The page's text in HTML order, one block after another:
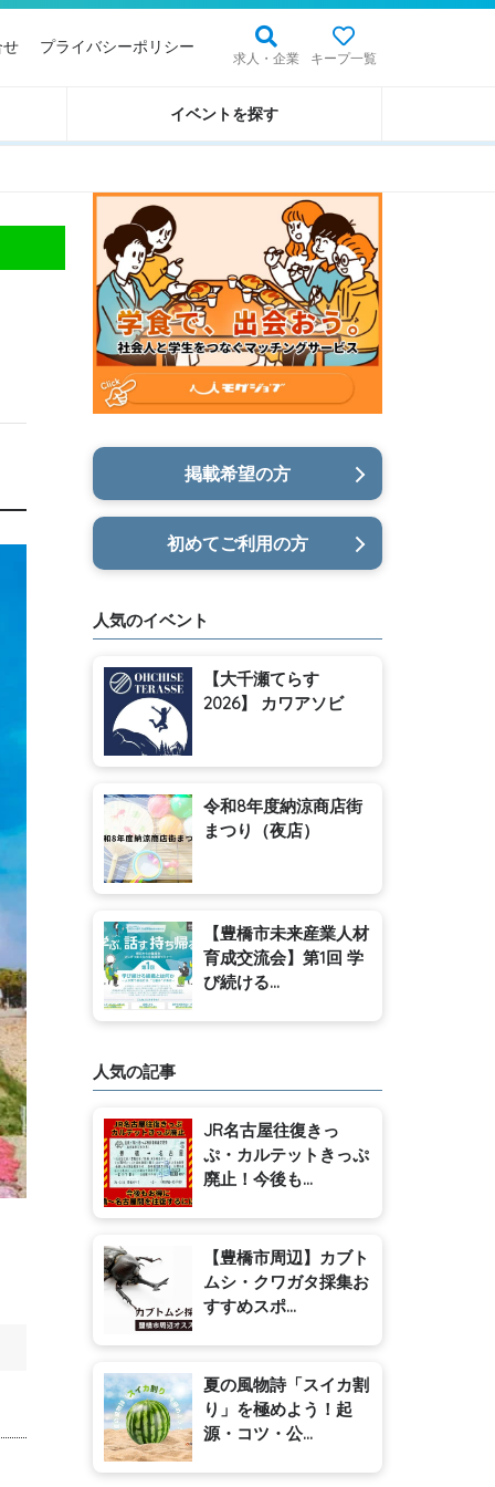
求人・企業 キープ一覧
せ プライバシーポリシー
イベントを探す
掲載希望の方
初めてご利用の方
人気のイベント
【大千瀬てらす
2026】 カワアソビ
令和8年度納涼商店街
まつり（夜店）
【豊橋市未来産業人材
育成交流会】第1回 学
び続ける...
人気の記事
JR名古屋往復きっ
ぷ・カルテットきっぷ
廃止！今後も...
【豊橋市周辺】カブト
ムシ・クワガタ採集お
すすめスポ...
夏の風物詩「スイカ割
り」を極めよう！起
源・コツ・公...